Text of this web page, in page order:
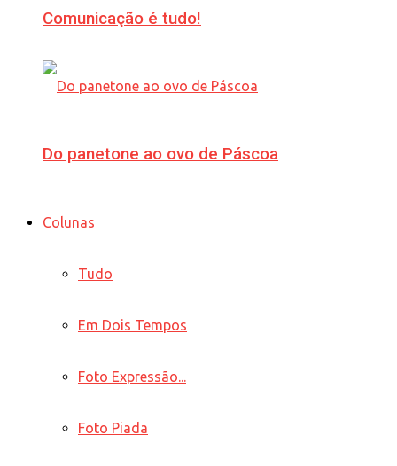
Comunicação é tudo!
Do panetone ao ovo de Páscoa
Colunas
Tudo
Em Dois Tempos
Foto Expressão...
Foto Piada